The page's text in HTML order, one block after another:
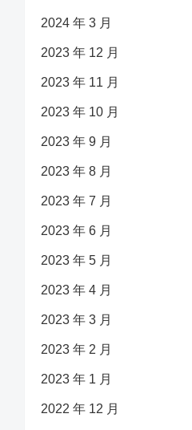
2024 年 3 月
2023 年 12 月
2023 年 11 月
2023 年 10 月
2023 年 9 月
2023 年 8 月
2023 年 7 月
2023 年 6 月
2023 年 5 月
2023 年 4 月
2023 年 3 月
2023 年 2 月
2023 年 1 月
2022 年 12 月